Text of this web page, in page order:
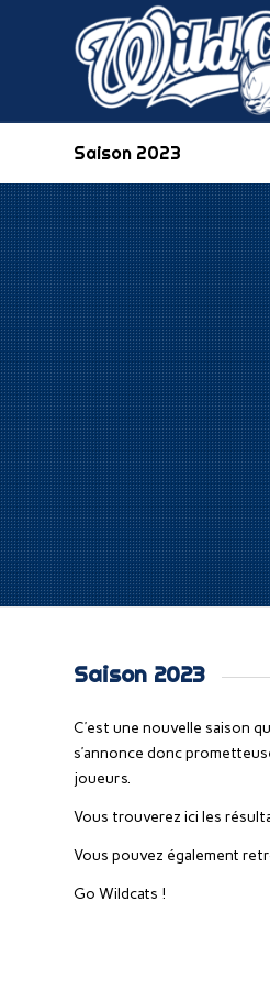
Saison 2023
Saison 2023
C’est une nouvelle saison
s’annonce donc
joueurs.
Vous trouverez ici les
Vous pouvez également
Go Wildcats !